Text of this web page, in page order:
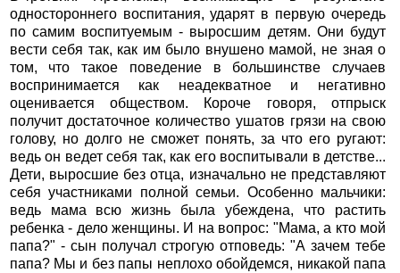
одностороннего воспитания, ударят в первую очередь
по самим воспитуемым - выросшим детям. Они будут
вести себя так, как им было внушено мамой, не зная о
том, что такое поведение в большинстве случаев
воспринимается как неадекватное и негативно
оценивается обществом. Короче говоря, отпрыск
получит достаточное количество ушатов грязи на свою
голову, но долго не сможет понять, за что его ругают:
ведь он ведет себя так, как его воспитывали в детстве...
Дети, выросшие без отца, изначально не представляют
себя участниками полной семьи. Особенно мальчики:
ведь мама всю жизнь была убеждена, что растить
ребенка - дело женщины. И на вопрос: "Мама, а кто мой
папа?" - сын получал строгую отповедь: "А зачем тебе
папа? Мы и без папы неплохо обойдемся, никакой папа